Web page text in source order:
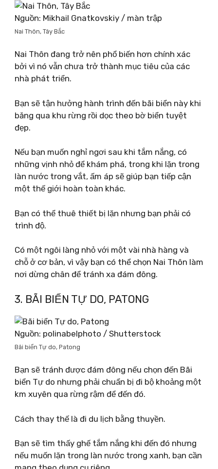
Nguồn: Mikhail Gnatkovskiy / màn trập
Nai Thôn, Tây Bắc
Nai Thôn đang trở nên phổ biến hơn chính xác
bởi vì nó vẫn chưa trở thành mục tiêu của các
nhà phát triển.
Bạn sẽ tận hưởng hành trình đến bãi biển này khi
băng qua khu rừng rồi dọc theo bờ biển tuyệt
đẹp.
Nếu bạn muốn nghỉ ngơi sau khi tắm nắng, có
những vịnh nhỏ để khám phá, trong khi lặn trong
làn nước trong vắt, ấm áp sẽ giúp bạn tiếp cận
một thế giới hoàn toàn khác.
Bạn có thể thuê thiết bị lặn nhưng bạn phải có
trình độ.
Có một ngôi làng nhỏ với một vài nhà hàng và
chỗ ở cơ bản, vì vậy bạn có thể chọn Nai Thôn làm
nơi dừng chân để tránh xa đám đông.
3. BÃI BIỂN TỰ DO, PATONG
Nguồn: polinabelphoto / Shutterstock
Bãi biển Tự do, Patong
Bạn sẽ tránh được đám đông nếu chọn đến Bãi
biển Tự do nhưng phải chuẩn bị đi bộ khoảng một
km xuyên qua rừng rậm để đến đó.
Cách thay thế là đi du lịch bằng thuyền.
Bạn sẽ tìm thấy ghế tắm nắng khi đến đó nhưng
nếu muốn lặn trong làn nước trong xanh, bạn cần